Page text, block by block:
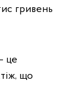
гривень
це
що